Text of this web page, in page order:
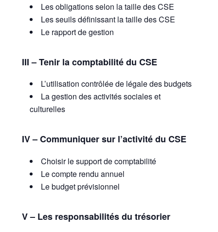
Les obligations selon la taille des CSE
Les seuils définissant la taille des CSE
Le rapport de gestion
III – Tenir la comptabilité du CSE
L’utilisation contrôlée de légale des budgets
La gestion des activités sociales et
culturelles
IV – Communiquer sur l’activité du CSE
Choisir le support de comptabilité
Le compte rendu annuel
Le budget prévisionnel
V – Les responsabilités du trésorier